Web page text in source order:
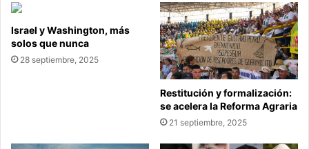
Israel y Washington, más
solos que nunca
28 septiembre, 2025
Restitución y formalización:
se acelera la Reforma Agraria
21 septiembre, 2025